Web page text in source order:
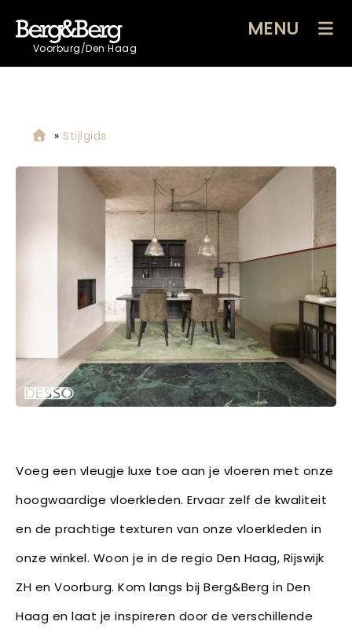
Voorburg/Den Haag
MENU
» Stijlgids
Voeg een vleugje luxe toe aan je vloeren met onze
hoogwaardige vloerkleden. Ervaar zelf de kwaliteit
en de prachtige texturen van onze vloerkleden in
onze winkel. Woon je in de regio Den Haag, Rijswijk
ZH en Voorburg. Kom langs bij Berg&Berg in Den
Haag en laat je inspireren door de verschillende